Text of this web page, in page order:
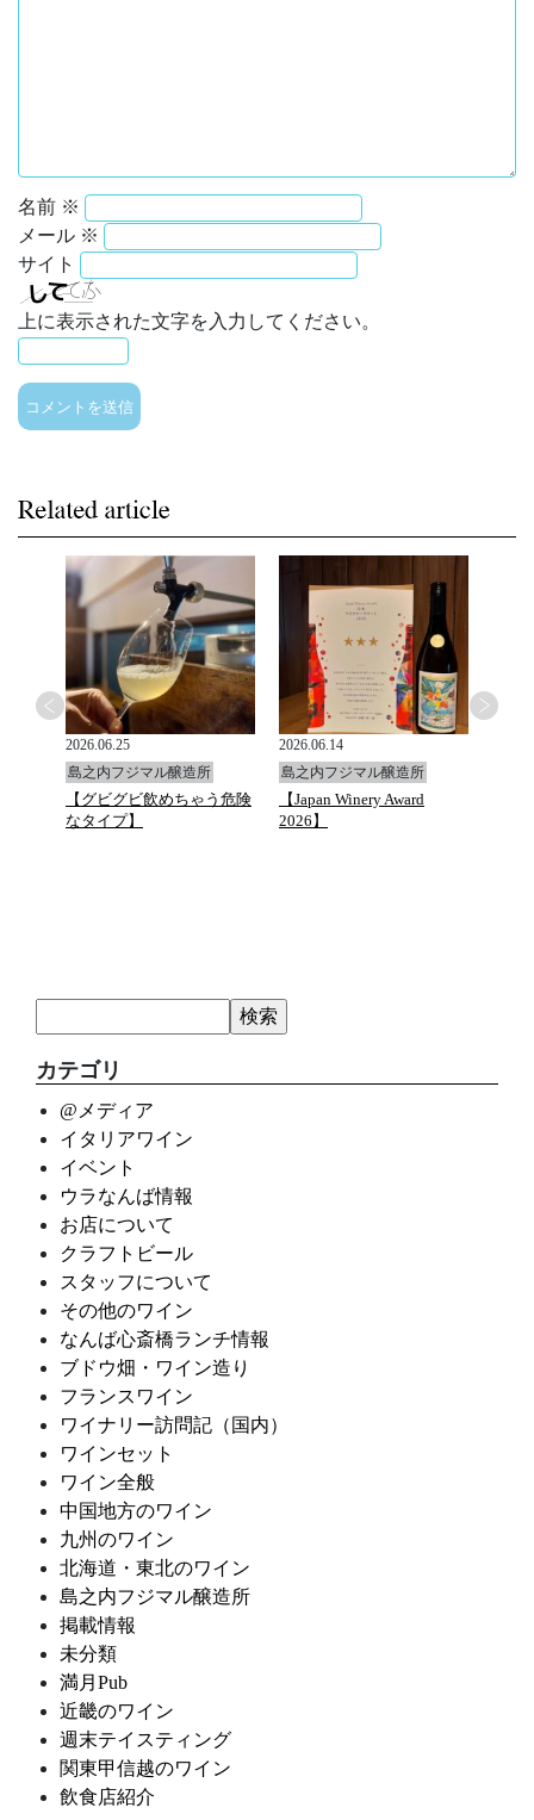
名前 ※
メール ※
サイト
上に表示された文字を入力してください。
2026.06.25
島之内フジマル醸造所
【グビグビ飲めちゃう危険
なタイプ】
2026.06.14
島之内フジマル醸造所
【Japan Winery Award
2026】
カテゴリ
@メディア
イタリアワイン
イベント
ウラなんば情報
お店について
クラフトビール
スタッフについて
その他のワイン
なんば心斎橋ランチ情報
ブドウ畑・ワイン造り
フランスワイン
ワイナリー訪問記（国内）
ワインセット
ワイン全般
中国地方のワイン
九州のワイン
北海道・東北のワイン
島之内フジマル醸造所
掲載情報
未分類
満月Pub
近畿のワイン
週末テイスティング
関東甲信越のワイン
飲食店紹介